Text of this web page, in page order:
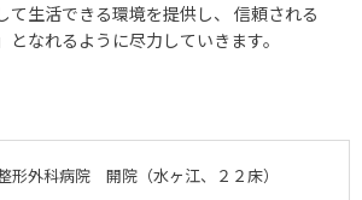
て生活できる環境を提供し、 信頼される
となれるように尽力していきます。
形外科病院 開院（水ヶ江、２２床）